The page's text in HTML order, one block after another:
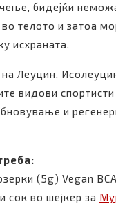
бидејќи
во телото и затоа
исхраната.
на Леуцин,
видови спортисти
и
(5g) Vegan
сок во шејкер за